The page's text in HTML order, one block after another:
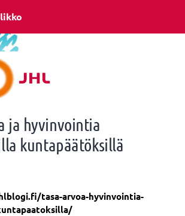
Raision JHL
ja hyvinvointia
kuntapäätöksillä
tasa-arvoa-hyvinvointia-